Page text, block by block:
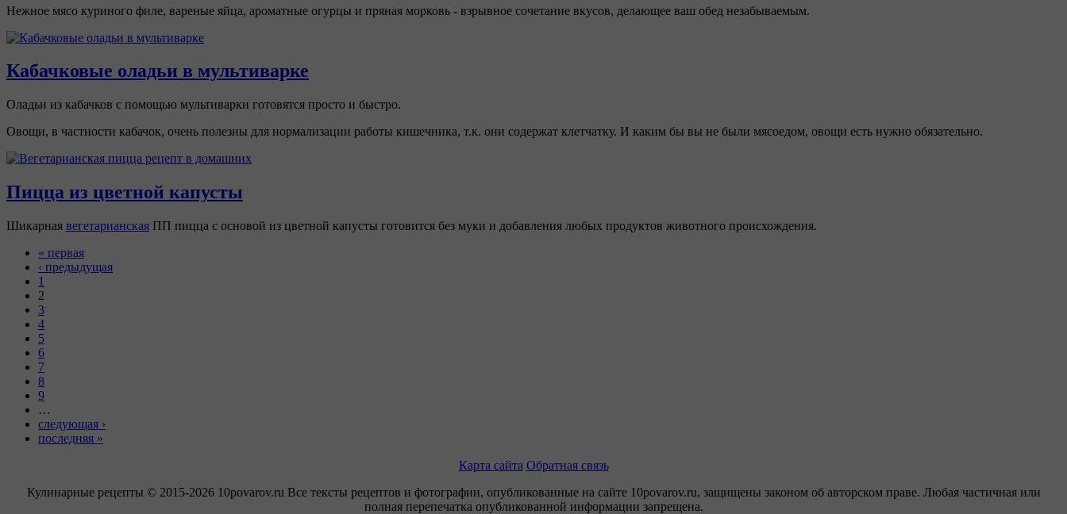
Нежное мясо куриного филе, вареные яйца, ароматные огурцы и пряная морковь - взрывное сочетание вкусов, делающее ваш обед незабываемым.
Кабачковые оладьи в мультиварке
Оладьи из кабачков с помощью мультиварки готовятся просто и быстро.
Овощи, в частности кабачок, очень полезны для нормализации работы кишечника, т.к. они содержат клетчатку. И каким бы вы не были мясоедом, овощи есть нужно обязательно.
Пицца из цветной капусты
Шикарная вегетарианская ПП пицца с основой из цветной капусты готовится без муки и добавления любых продуктов животного происхождения.
« первая
‹ предыдущая
1
2
3
4
5
6
7
8
9
…
следующая ›
последняя »
Карта сайта Обратная связь
Кулинарные рецепты © 2015-2026 10povarov.ru Все тексты рецептов и фотографии, опубликованные на сайте 10povarov.ru, защищены законом об авторском праве. Любая частичная или
полная перепечатка опубликованной информации запрещена.